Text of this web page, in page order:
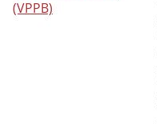
(VPPB)